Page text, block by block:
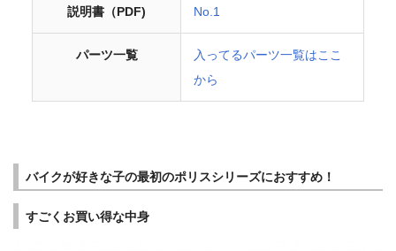
説明書（PDF) No.1
パーツ一覧
入ってるパーツ一覧はここ
から
バイクが好きな子の最初のポリスシリーズにおすすめ！
すごくお買い得な中身